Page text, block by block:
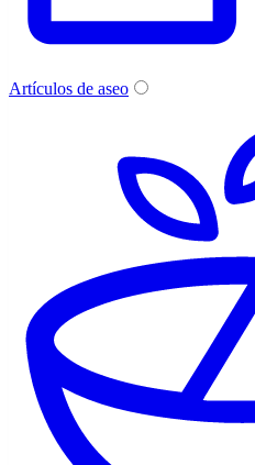
Artículos de aseo